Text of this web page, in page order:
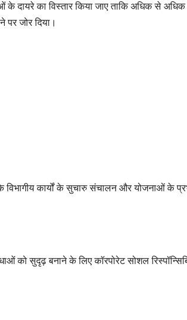
दायरे का विस्तार किया जाए ताकि अधिक से
पर जोर दिया।
कार्यों के सुचारु संचालन और योजनाओं के
को सुदृढ़ बनाने के लिए कॉरपोरेट सोशल